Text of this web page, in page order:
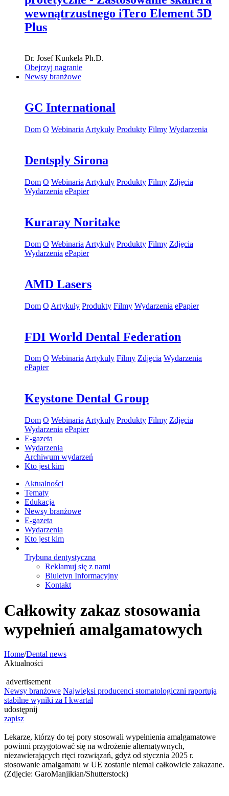
wewnątrzustnego iTero Element 5D
Plus
Dr. Josef Kunkela Ph.D.
Obejrzyj nagranie
Newsy branżowe
GC International
Dom O Webinaria Artykuły Produkty Filmy Wydarzenia
Dentsply Sirona
Dom O Webinaria Artykuły Produkty Filmy Zdjęcia
Wydarzenia ePapier
Kuraray Noritake
Dom O Webinaria Artykuły Produkty Filmy Zdjęcia
Wydarzenia ePapier
AMD Lasers
Dom O Artykuły Produkty Filmy Wydarzenia ePapier
FDI World Dental Federation
Dom O WebinariaArtykuły Filmy Zdjęcia Wydarzenia
ePapier
Keystone Dental Group
Dom O Webinaria Artykuły Produkty Filmy Zdjęcia
Wydarzenia ePapier
E-gazeta
Wydarzenia
Archiwum wydarzeń
Kto jest kim
Aktualności
Tematy
Edukacja
Newsy branżowe
E-gazeta
Wydarzenia
Kto jest kim
Trybuna dentystyczna
Reklamuj się z nami
Biuletyn Informacyjny
Kontakt
Całkowity zakaz stosowania
wypełnień amalgamatowych
Home/Dental news
Aktualności
advertisement
Newsy branżowe Najwięksi producenci stomatologiczni raportują
stabilne wyniki za I kwartał
udostępnij
zapisz
Lekarze, którzy do tej pory stosowali wypełnienia amalgamatowe
powinni przygotować się na wdrożenie alternatywnych,
niezawierających rtęci rozwiązań, gdyż od stycznia 2025 r.
stosowanie amalgamatu w UE zostanie niemal całkowicie zakazane.
(Zdjęcie: GaroManjikian/Shutterstock)